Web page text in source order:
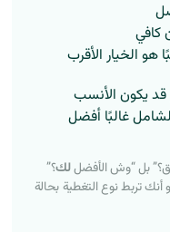
كافي
هو الخيار الأقرب
قد يكون الأنسب
غالبًا أفضل
بل “وش الأفضللك؟”
تربط نوع التغطية بحالة